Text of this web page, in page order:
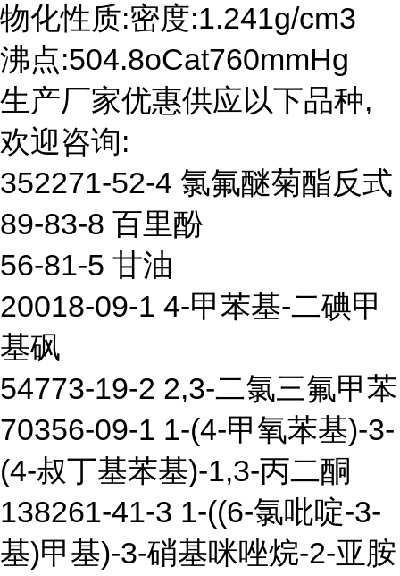
物化性质:密度:1.241g/cm3
沸点:504.8oCat760mmHg
生产厂家优惠供应以下品种,
欢迎咨询:
352271-52-4 氯氟醚菊酯反式
89-83-8 百里酚
56-81-5 甘油
20018-09-1 4-甲苯基-二碘甲
基砜
54773-19-2 2,3-二氯三氟甲苯
70356-09-1 1-(4-甲氧苯基)-3-
(4-叔丁基苯基)-1,3-丙二酮
138261-41-3 1-((6-氯吡啶-3-
基)甲基)-3-硝基咪唑烷-2-亚胺